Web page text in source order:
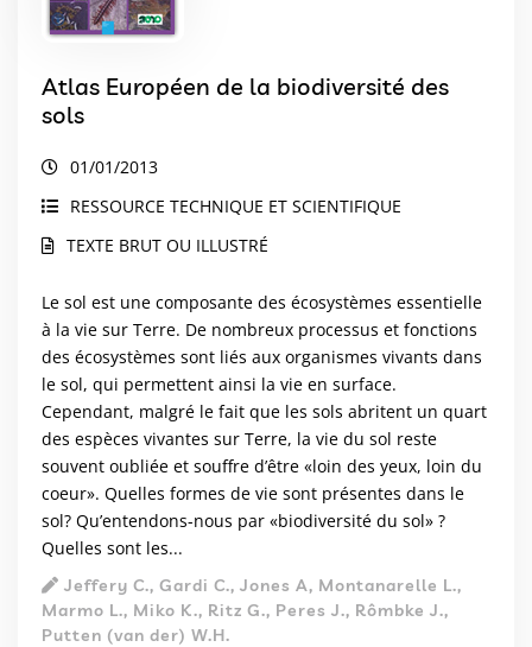
Atlas Européen de la biodiversité des
sols
01/01/2013
RESSOURCE TECHNIQUE ET SCIENTIFIQUE
TEXTE BRUT OU ILLUSTRÉ
Le sol est une composante des écosystèmes essentielle
à la vie sur Terre. De nombreux processus et fonctions
des écosystèmes sont liés aux organismes vivants dans
le sol, qui permettent ainsi la vie en surface.
Cependant, malgré le fait que les sols abritent un quart
des espèces vivantes sur Terre, la vie du sol reste
souvent oubliée et souffre d’être «loin des yeux, loin du
coeur». Quelles formes de vie sont présentes dans le
sol? Qu’entendons-nous par «biodiversité du sol» ?
Quelles sont les...
Jeffery C., Gardi C., Jones A, Montanarelle L.,
Marmo L., Miko K., Ritz G., Peres J., Rômbke J.,
Putten (van der) W.H.